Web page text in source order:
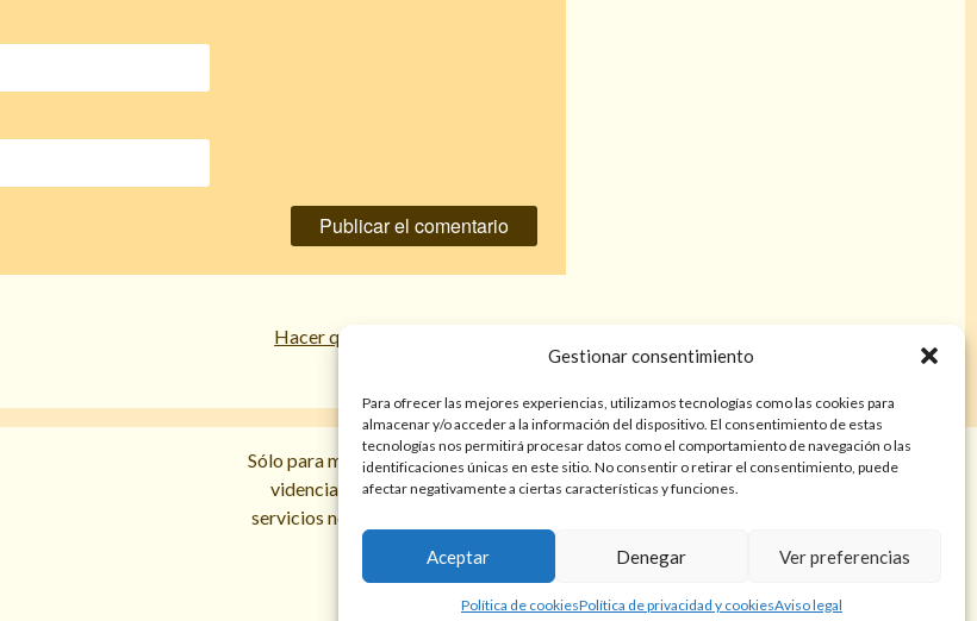
Gestionar consentimiento
Para ofrecer las mejores experiencias, utilizamos tecnologías como las cookies para
almacenar y/o acceder a la información del dispositivo. El consentimiento de estas
tecnologías nos permitirá procesar datos como el comportamiento de navegación o las
identificaciones únicas en este sitio. No consentir o retirar el consentimiento, puede
afectar negativamente a ciertas características y funciones.
Aceptar Denegar Ver preferencias
Política de cookiesPolítica de privacidad y cookiesAviso legal
Hacer que mi amante me olvide
Sólo para mayores de 18 años. Las lecturas de cartas, hechizos, amarres, endulzamientos,
videncias y predicciones tienen finalidad de entretenimiento y/o ayuda personal. Estos
servicios no sustituyen la atención psicológica, médica, psiquiátrica, financiera o legal. El
Política de privacidad y cookies Términos y Condiciones